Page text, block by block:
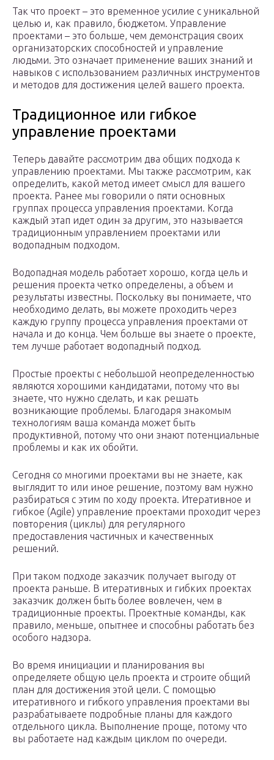
Так что проект – это временное усилие с уникальной
целью и, как правило, бюджетом. Управление
проектами – это больше, чем демонстрация своих
организаторских способностей и управление
людьми. Это означает применение ваших знаний и
навыков с использованием различных инструментов
и методов для достижения целей вашего проекта.
Традиционное или гибкое
управление проектами
Теперь давайте рассмотрим два общих подхода к
управлению проектами. Мы также рассмотрим, как
определить, какой метод имеет смысл для вашего
проекта. Ранее мы говорили о пяти основных
группах процесса управления проектами. Когда
каждый этап идет один за другим, это называется
традиционным управлением проектами или
водопадным подходом.
Водопадная модель работает хорошо, когда цель и
решения проекта четко определены, а объем и
результаты известны. Поскольку вы понимаете, что
необходимо делать, вы можете проходить через
каждую группу процесса управления проектами от
начала и до конца. Чем больше вы знаете о проекте,
тем лучше работает водопадный подход.
Простые проекты с небольшой неопределенностью
являются хорошими кандидатами, потому что вы
знаете, что нужно сделать, и как решать
возникающие проблемы. Благодаря знакомым
технологиям ваша команда может быть
продуктивной, потому что они знают потенциальные
проблемы и как их обойти.
Сегодня со многими проектами вы не знаете, как
выглядит то или иное решение, поэтому вам нужно
разбираться с этим по ходу проекта. Итеративное и
гибкое (Agile) управление проектами проходит через
повторения (циклы) для регулярного
предоставления частичных и качественных
решений.
При таком подходе заказчик получает выгоду от
проекта раньше. В итеративных и гибких проектах
заказчик должен быть более вовлечен, чем в
традиционные проекты. Проектные команды, как
правило, меньше, опытнее и способны работать без
особого надзора.
Во время инициации и планирования вы
определяете общую цель проекта и строите общий
план для достижения этой цели. С помощью
итеративного и гибкого управления проектами вы
разрабатываете подробные планы для каждого
отдельного цикла. Выполнение проще, потому что
вы работаете над каждым циклом по очереди.